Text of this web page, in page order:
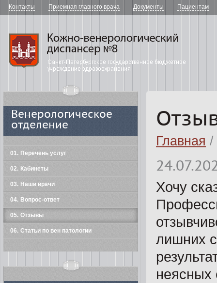
Главная /
Хочу
лишних
неясных
Венерологическое
отделение
01 Перечень услуг
02 Кабинеты
03 Наши врачи
04 Вопрос-ответ
05 Отзывы
06 Статьи по вен патологии
Контакты Приемная главного врача Документы Пациентам